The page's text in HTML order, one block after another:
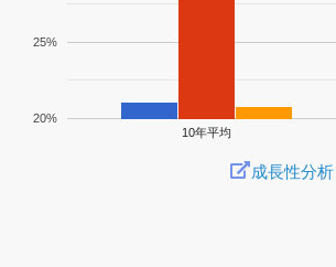
10年平均
20%
25%
成長性分析